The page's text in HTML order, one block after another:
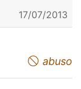
17/07/2013
abuso